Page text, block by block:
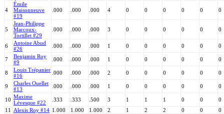
4
Émile
Maisonneuve
#19
.000 .000 .000 4 0 0 0 0 0 0
5
Jean-Philippe
Marcoux-
Tortillet #29
.000 .000 .000 3 0 0 0 0 0 0
6
Antoine Abud
#26
.000 .000 .000 1 0 0 0 0 0 0
7
Benjamin Roy
#9
.000 .000 .000 1 0 0 0 0 0 0
8
Louis Trépanier
#16
.000 .000 .000 2 0 0 0 0 0 0
9
Charles Ouellet
#13
.000 .000 .000 1 0 0 0 0 0 0
10 Maxime
Lévesque #22
.333 .333 .500 3 1 1 1 0 0
0
11
Alexis Roy #14 1.000 1.000 1.000 2 1 2 2 0 0
0